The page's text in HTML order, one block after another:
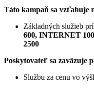
Táto kampaň sa vzťahuje
Základných služieb
600, INTERNET
2500
Poskytovateľ sa zaväzuje
Službu za cenu vo